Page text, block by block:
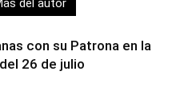
del autor
con su Patrona en la
26 de julio